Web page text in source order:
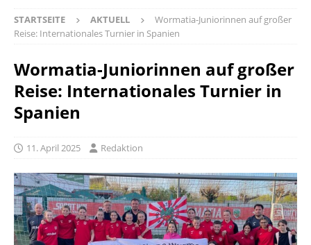
STARTSEITE AKTUELL
Wormatia-Juniorinnen auf großer
Reise: Internationales Turnier in Spanien
Wormatia-Juniorinnen auf großer
Reise: Internationales Turnier in
Spanien
11. April 2025 Redaktion